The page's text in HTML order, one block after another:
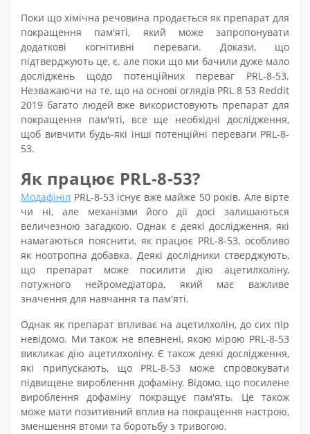
Поки що хімічна речовина продається як препарат для
покращення пам'яті, який може запропонувати
додаткові когнітивні переваги. Докази, що
підтверджують це, є, але поки що ми бачили дуже мало
досліджень щодо потенційних переваг PRL-8-53.
Незважаючи на те, що на основі оглядів PRL 8 53 Reddit
2019 багато людей вже використовують препарат для
покращення пам'яті, все ще необхідні дослідження,
щоб вивчити будь-які інші потенційні переваги PRL-8-
53.
Як працює PRL-8-53?
Модафініл PRL-8-53 існує вже майже 50 років. Але вірте
чи ні, але механізми його дії досі залишаються
величезною загадкою. Однак є деякі дослідження, які
намагаються пояснити, як працює PRL-8-53, особливо
як ноотропна добавка. Деякі дослідники стверджують,
що препарат може посилити дію ацетилхоліну,
потужного нейромедіатора, який має важливе
значення для навчання та пам'яті.
Однак як препарат впливає на ацетилхолін, до сих пір
невідомо. Ми також не впевнені, якою мірою PRL-8-53
викликає дію ацетилхоліну. Є також деякі дослідження,
які припускають, що PRL-8-53 може спровокувати
підвищене вироблення дофаміну. Відомо, що посилене
вироблення дофаміну покращує пам'ять. Це також
може мати позитивний вплив на покращення настрою,
зменшення втоми та боротьбу з тривогою.